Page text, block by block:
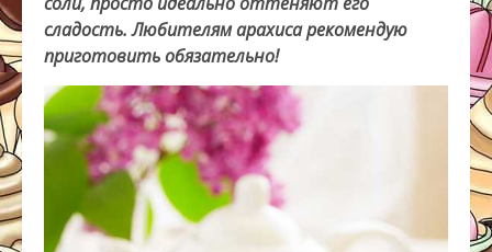
сладость. Любителям арахиса рекомендую
приготовить обязательно!